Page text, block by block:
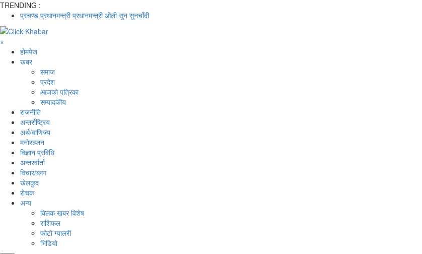
TRENDING :
प्रचण्ड प्रधानमन्त्री प्रधानमन्त्री ओली सुन सुनचाँदी
×
होमपेज
खबर
समाज
प्रदेश
आजको पत्रिका
सम्पादकीय
राजनीति
अन्तर्राष्ट्रिय
अर्थ/वाणिज्य
मनाेरञ्जन
विज्ञान प्रविधि
अन्तरर्वार्ता
विचार/ब्लग
खेलकुद
रोचक
अन्य
क्लिक खबर विशेष
राशिफल
फोटो ग्यालरी
भिडियो